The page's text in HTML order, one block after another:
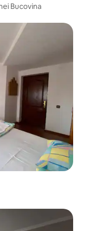
Bucovina